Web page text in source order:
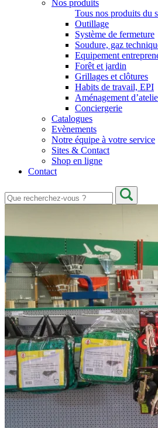
Nos produits
Tous nos produits du
Outillage
Système de fermeture
Soudure, gaz
Equipement
Forêt et jardin
Grillages et clôtures
Habits de travail, EPI
Aménagement
Conciergerie
Catalogues
Evènements
Notre équipe à votre service
Sites & Contact
Shop en ligne
Contact